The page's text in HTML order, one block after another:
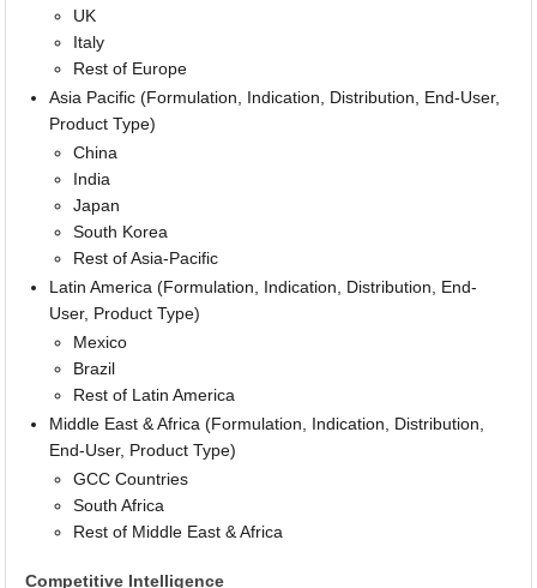
UK
Italy
Rest of Europe
Asia Pacific (Formulation, Indication, Distribution, End-User,
Product Type)
China
India
Japan
South Korea
Rest of Asia-Pacific
Latin America (Formulation, Indication, Distribution, End-
User, Product Type)
Mexico
Brazil
Rest of Latin America
Middle East & Africa (Formulation, Indication, Distribution,
End-User, Product Type)
GCC Countries
South Africa
Rest of Middle East & Africa
Competitive Intelligence